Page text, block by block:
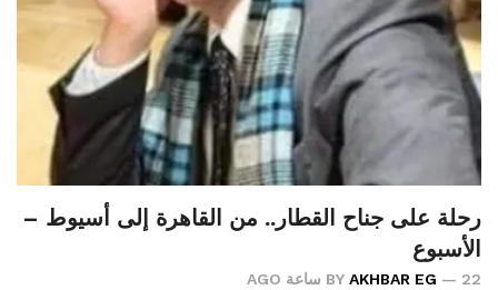
رحلة على جناح القطار.. من القاهرة إلى أسيوط –
الأسبوع
BY AKHBAR EG 22 ساعة AGO